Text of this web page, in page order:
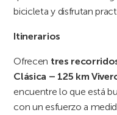
bicicleta y disfrutan
Itinerarios
Ofrecen tres
Clásica – 125 km
encuentre lo que está
con un esfuerzo a